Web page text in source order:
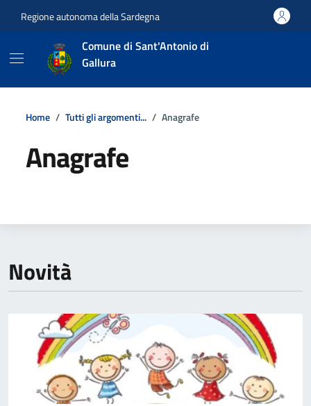
Regione autonoma della Sardegna
Comune di Sant'Antonio di
Gallura
Home Tutti gli argomenti... Anagrafe
Anagrafe
Novità